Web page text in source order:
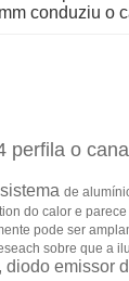
conduziu o
o
sistema de
do calor e
pode ser
sobre que a
emissor